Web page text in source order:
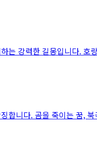
는 강력한 길몽입니다.
합니다. 곰을 죽이는 꿈,